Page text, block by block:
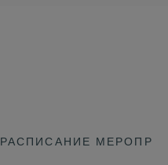
РАСПИСАНИЕ